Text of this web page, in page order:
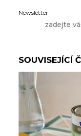
Newsletter
SOUVISEJÍCÍ